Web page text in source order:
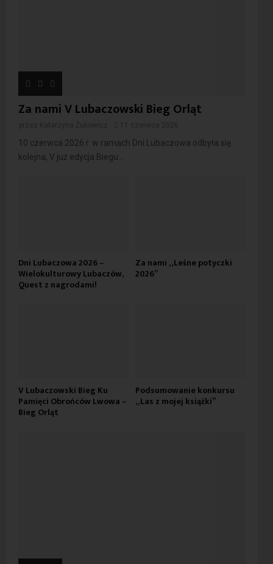
Za nami V Lubaczowski Bieg Orląt
10 czerwca 2026 r. w ramach Dni Lubaczowa odbyła się
kolejna, V już edycja Biegu...
Dni Lubaczowa 2026 –
Wielokulturowy Lubaczów,
Quest z nagrodami!
Za nami „Leśne potyczki
2026”
V Lubaczowski Bieg Ku
Pamięci Obrońców Lwowa –
Bieg Orląt
Podsumowanie konkursu
„Las z mojej książki”